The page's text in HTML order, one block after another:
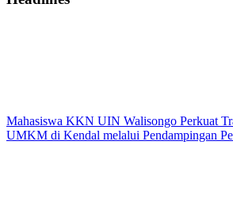
Mahasiswa KKN UIN Walisongo Perkuat
UMKM di Kendal melalui Pendampingan